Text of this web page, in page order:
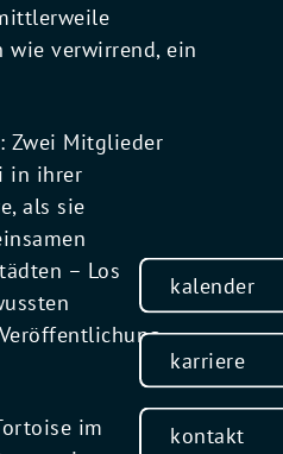
kalender
karriere
kontakt
wie verwirrend, ein
Zwei Mitglieder
in ihrer
als sie
– Los
im